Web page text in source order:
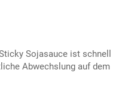
Sojasauce ist schnell
Abwechslung auf dem